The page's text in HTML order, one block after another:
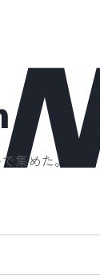
集めた。